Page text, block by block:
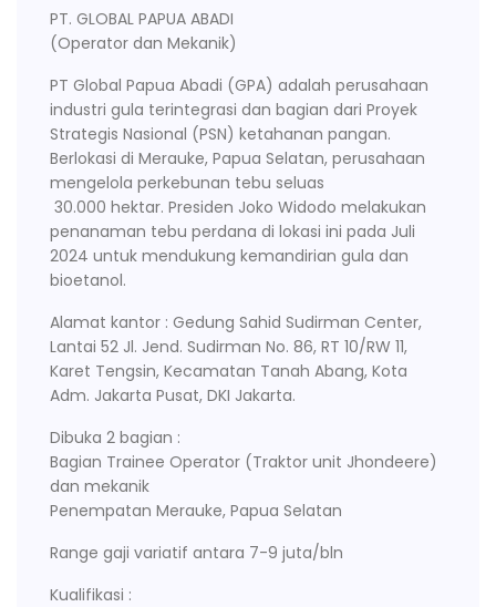
PT. GLOBAL PAPUA ABADI
(Operator dan Mekanik)
PT Global Papua Abadi (GPA) adalah perusahaan
industri gula terintegrasi dan bagian dari Proyek
Strategis Nasional (PSN) ketahanan pangan.
Berlokasi di Merauke, Papua Selatan, perusahaan
mengelola perkebunan tebu seluas
30.000 hektar. Presiden Joko Widodo melakukan
penanaman tebu perdana di lokasi ini pada Juli
2024 untuk mendukung kemandirian gula dan
bioetanol.
Alamat kantor : Gedung Sahid Sudirman Center,
Lantai 52 Jl. Jend. Sudirman No. 86, RT 10/RW 11,
Karet Tengsin, Kecamatan Tanah Abang, Kota
Adm. Jakarta Pusat, DKI Jakarta.
Dibuka 2 bagian :
Bagian Trainee Operator (Traktor unit Jhondeere)
dan mekanik
Penempatan Merauke, Papua Selatan
Range gaji variatif antara 7-9 juta/bln
Kualifikasi :